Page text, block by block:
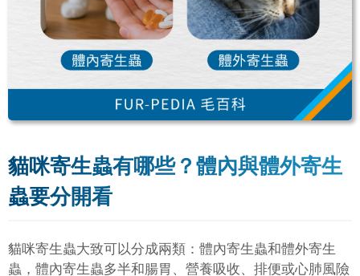
貓咪寄生蟲有哪些？體內與體外寄生
蟲要分開看
貓咪寄生蟲大致可以分成兩類：體內寄生蟲和體外寄生
蟲，體內寄生蟲多半和腸胃、營養吸收、排便或心肺風險